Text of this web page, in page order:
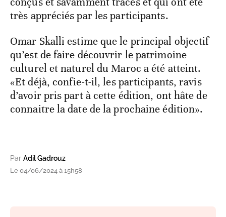
très appréciés par les participants.
Omar Skalli estime que le principal objectif
qu’est de faire découvrir le patrimoine
culturel et naturel du Maroc a été atteint.
«Et déjà, confie-t-il, les participants, ravis
d’avoir pris part à cette édition, ont hâte de
connaitre la date de la prochaine édition».
Par Adil Gadrouz
Le 04/06/2024 à 15h58